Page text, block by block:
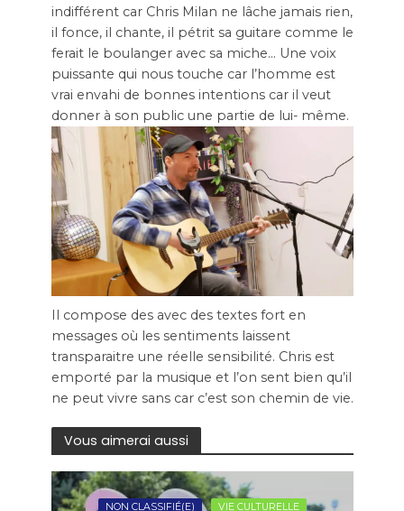
indifférent car Chris Milan ne lâche jamais rien,
il fonce, il chante, il pétrit sa guitare comme le
ferait le boulanger avec sa miche… Une voix
puissante qui nous touche car l’homme est
vrai envahi de bonnes intentions car il veut
donner à son public une partie de lui- même.
Il compose des avec des textes fort en
messages où les sentiments laissent
transparaitre une réelle sensibilité. Chris est
emporté par la musique et l’on sent bien qu’il
ne peut vivre sans car c’est son chemin de vie.
Vous aimerai aussi
NON CLASSIFIÉ(E) VIE CULTURELLE